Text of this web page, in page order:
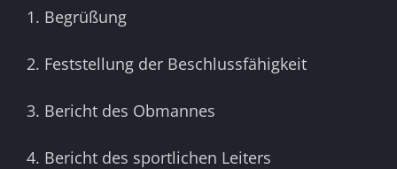
1. Begrüßung
2. Feststellung der Beschlussfähigkeit
3. Bericht des Obmannes
4. Bericht des sportlichen Leiters